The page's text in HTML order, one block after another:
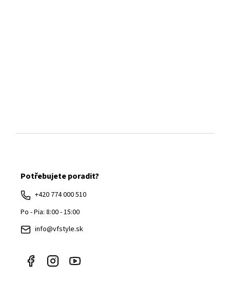
Potřebujete poradit?
+420 774 000 510
Po - Pia: 8:00 - 15:00
info@vfstyle.sk